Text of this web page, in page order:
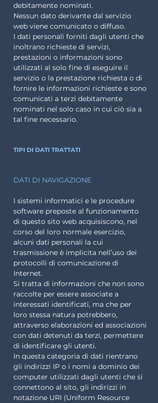
debitamente nominati.
Nessun dato derivante dal servizio
web viene comunicato o diffuso.
I dati personali forniti dagli utenti che
inoltrano richieste di servizi,
prestazioni o informazioni sono
utilizzati al solo fine di eseguire il
servizio o la prestazione richiesta o di
fornire le informazioni richieste e sono
comunicati a terzi debitamente
nominati nel solo caso in cui ciò sia a
tal fine necessario.
TIPI DI DATI TRATTATI
DATI DI NAVIGAZIONE
I sistemi informatici e le procedure
software preposte al funzionamento
di questo sito web acquisiscono, nel
corso del loro normale esercizio,
alcuni dati personali la cui
trasmissione è implicita nell’uso dei
protocolli di comunicazione di
Internet.
Si tratta di informazioni che non sono
raccolte per essere associate a
interessati identificati, ma che per
loro stessa natura potrebbero,
attraverso elaborazioni ed associazioni
con dati detenuti da terzi, permettere
di identificare gli utenti.
In questa categoria di dati rientrano
gli indirizzi IP o i nomi a dominio dei
computer utilizzati dagli utenti che si
connettono al sito, gli indirizzi in
notazione URI (Uniform Resource